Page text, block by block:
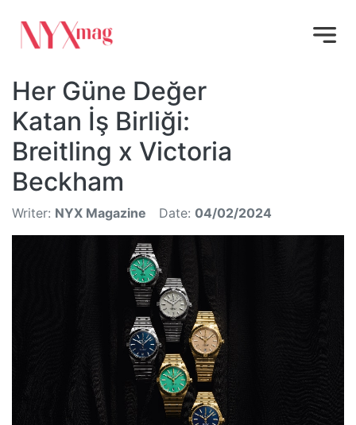
Her Güne Değer
Katan İş Birliği:
Breitling x Victoria
Beckham
Writer: NYX Magazine Date: 04/02/2024